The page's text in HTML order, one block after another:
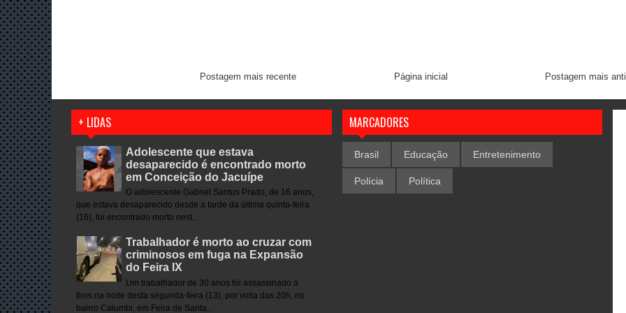
Postagem mais recente Postagem mais
Página inicial
+ LIDAS
Adolescente que estava
desaparecido é encontrado morto
em Conceição do Jacuípe
O adolescente Gabriel Santos Prado, de 16 anos,
que estava desaparecido desde a tarde da última quinta-feira
(16), foi encontrado morto nest...
Trabalhador é morto ao cruzar com
criminosos em fuga na Expansão
do Feira IX
Um trabalhador de 30 anos foi assassinado a
tiros na noite desta segunda-feira (13), por volta das 20h, no
bairro Calumbi, em Feira de Santa...
MARCADORES
Brasil Educação Entretenimento
Polícia Política